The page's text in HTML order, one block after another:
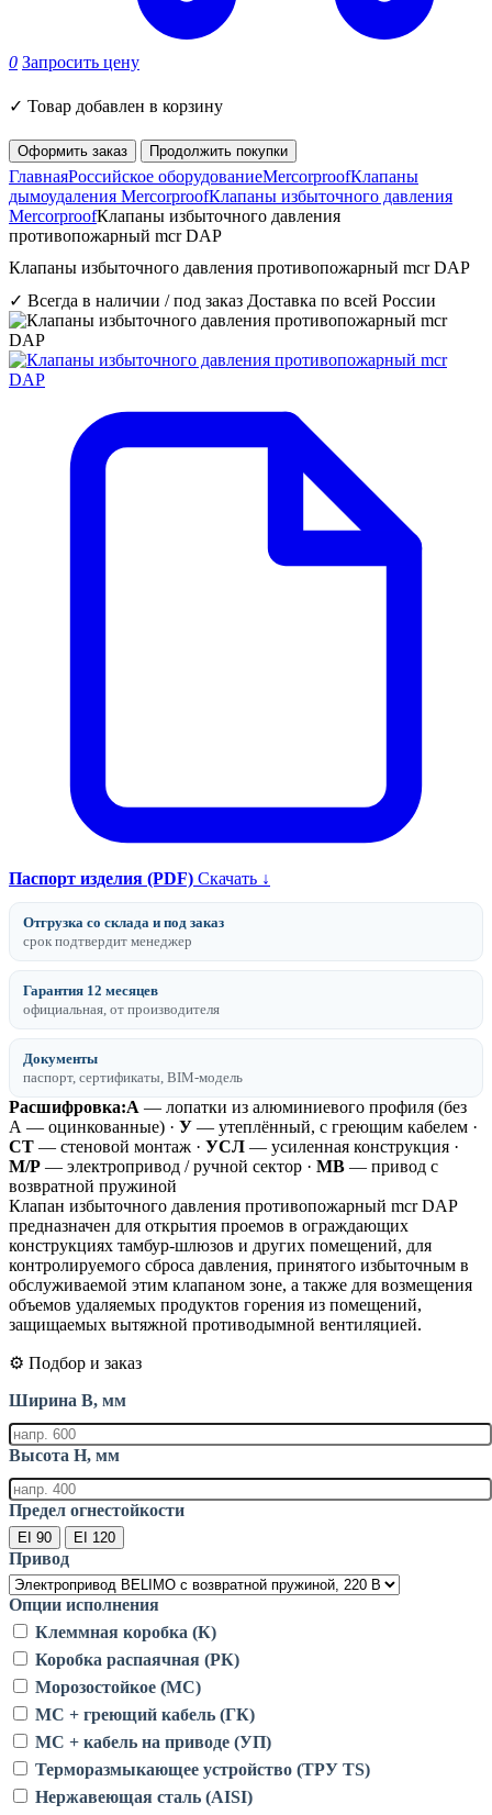
0 Запросить цену
✓ Товар добавлен в корзину
Оформить заказ Продолжить покупки
ГлавнаяРоссийское оборудованиеMercorproofКлапаны
дымоудаления MercorproofКлапаны избыточного давления
MercorproofКлапаны избыточного давления
противопожарный mcr DAP
Клапаны избыточного давления противопожарный mcr DAP
✓ Всегда в наличии / под заказ Доставка по всей России
Паспорт изделия (PDF) Скачать ↓
Отгрузка со склада и под заказ
срок подтвердит менеджер
Гарантия 12 месяцев
официальная, от производителя
Документы
паспорт, сертификаты, BIM-модель
Расшифровка:А — лопатки из алюминиевого профиля (без
А — оцинкованные) · У — утеплённый, с греющим кабелем ·
СТ — стеновой монтаж · УСЛ — усиленная конструкция ·
М/Р — электропривод / ручной сектор · МВ — привод с
возвратной пружиной
Клапан избыточного давления противопожарный mcr DAP
предназначен для открытия проемов в ограждающих
конструкциях тамбур-шлюзов и других помещений, для
контролируемого сброса давления, принятого избыточным в
обслуживаемой этим клапаном зоне, а также для возмещения
объемов удаляемых продуктов горения из помещений,
защищаемых вытяжной противодымной вентиляцией.
⚙️ Подбор и заказ
Ширина B, мм
Высота H, мм
Предел огнестойкости
EI 90 EI 120
Привод
Опции исполнения
Клеммная коробка (К)
Коробка распаячная (РК)
Морозостойкое (МС)
МС + греющий кабель (ГК)
МС + кабель на приводе (УП)
Терморазмыкающее устройство (ТРУ TS)
Нержавеющая сталь (AISI)